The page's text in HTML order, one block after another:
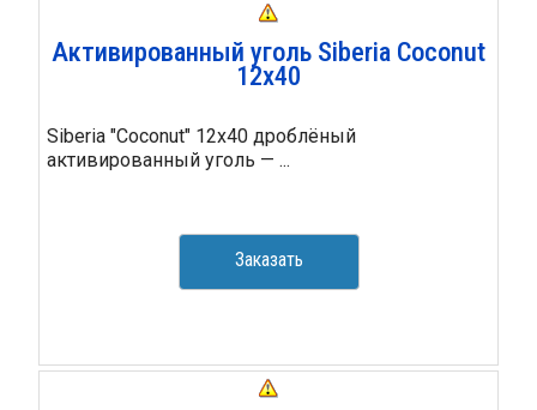
Активированный уголь Siberia Coconut
12х40
Siberia "Coconut" 12x40 дроблёный
активированный уголь — ...
Заказать